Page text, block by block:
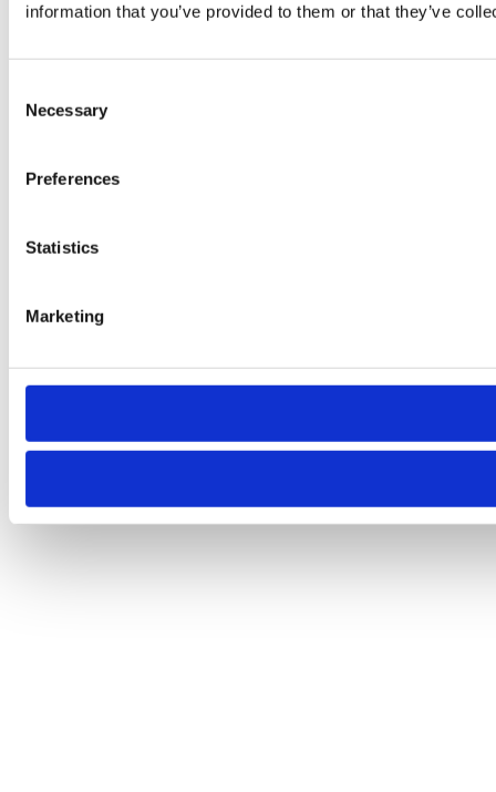
information that you’ve provided to them or that they’ve
Selection
Necessary
Preferences
Statistics
Marketing